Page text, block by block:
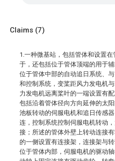
Claims (7)
1.一种微基站，包括管体和设置
于，还包括位于管体顶端的用于
位于管体中部的自动追日系统、
和控制系统，变桨距风力发电机
力发电机远离桨叶的一端设置有
包括沿着管体径向方向延伸的太
池板转动的伺服电机和追日传感
连，控制系统控制伺服电机转动
接；所述的管体外壁上转动连接
的一侧设置有连接架，连接架与
位于管体内部，伺服电机的驱动